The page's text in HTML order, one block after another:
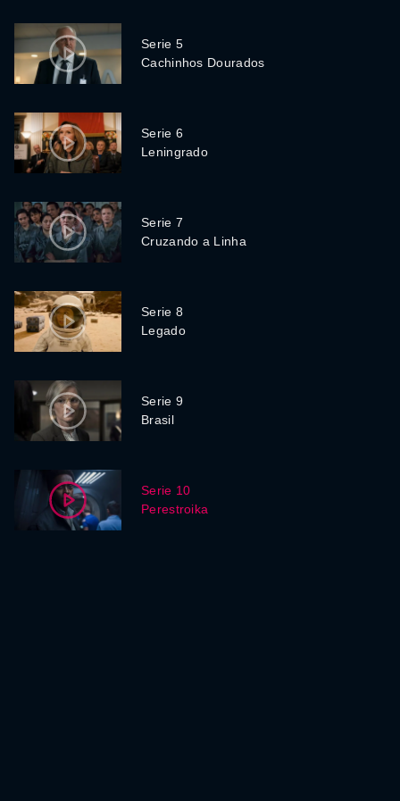
Serie 5
Cachinhos Dourados
Serie 6
Leningrado
Serie 7
Cruzando a Linha
Serie 8
Legado
Serie 9
Brasil
Serie 10
Perestroika